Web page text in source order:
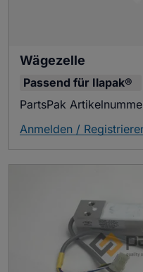
Wägezelle
Passend für Ilapak®
PartsPak
Anmelden /